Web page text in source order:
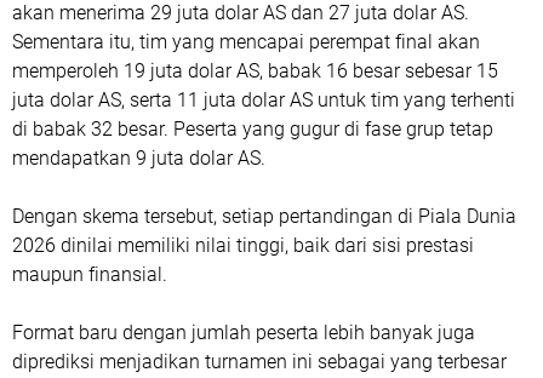
akan menerima 29 juta dolar AS dan 27 juta dolar AS.
Sementara itu, tim yang mencapai perempat final akan
memperoleh 19 juta dolar AS, babak 16 besar sebesar 15
juta dolar AS, serta 11 juta dolar AS untuk tim yang terhenti
di babak 32 besar. Peserta yang gugur di fase grup tetap
mendapatkan 9 juta dolar AS.
Dengan skema tersebut, setiap pertandingan di Piala Dunia
2026 dinilai memiliki nilai tinggi, baik dari sisi prestasi
maupun finansial.
Format baru dengan jumlah peserta lebih banyak juga
diprediksi menjadikan turnamen ini sebagai yang terbesar